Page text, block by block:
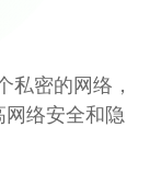
私密的网络，
络安全和隐